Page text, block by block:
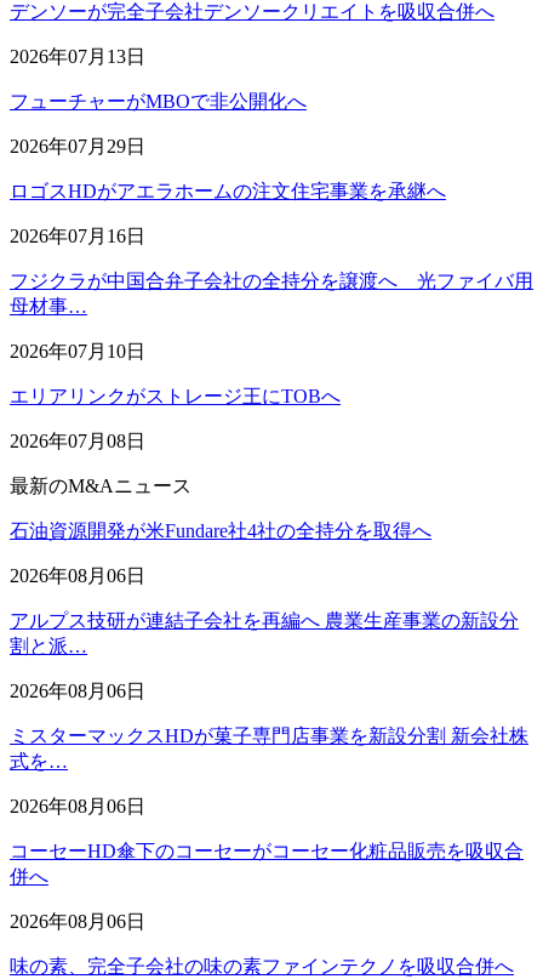
デンソーが完全子会社デンソークリエイトを吸収合併へ
2026年07月13日
フューチャーがMBOで非公開化へ
2026年07月29日
ロゴスHDがアエラホームの注文住宅事業を承継へ
2026年07月16日
フジクラが中国合弁子会社の全持分を譲渡へ 光ファイバ用
母材事…
2026年07月10日
エリアリンクがストレージ王にTOBへ
2026年07月08日
最新のM&Aニュース
石油資源開発が米Fundare社4社の全持分を取得へ
2026年08月06日
アルプス技研が連結子会社を再編へ 農業生産事業の新設分
割と派…
2026年08月06日
ミスターマックスHDが菓子専門店事業を新設分割 新会社株
式を…
2026年08月06日
コーセーHD傘下のコーセーがコーセー化粧品販売を吸収合
併へ
2026年08月06日
味の素、完全子会社の味の素ファインテクノを吸収合併へ